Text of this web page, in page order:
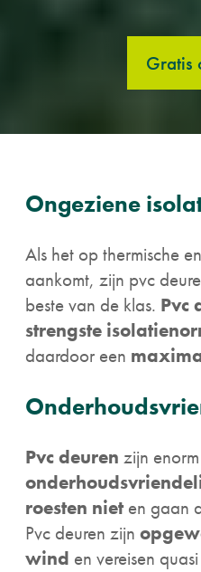
Gratis
Ongeziene
Als het op thermische
aankomt, zijn pvc
beste van de klas. Pvc
strengste
daardoor een
Pvc deuren zijn enorm
roesten nieten gaan
Pvc deuren zijn
wind en vereisen quasi